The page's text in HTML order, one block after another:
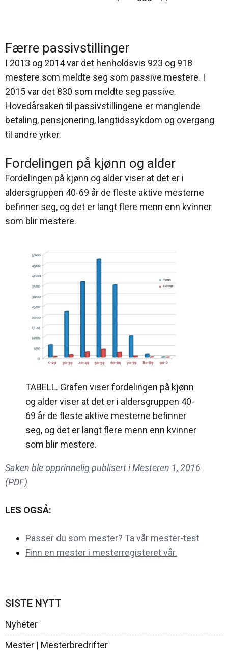
Færre passivstillinger
I 2013 og 2014 var det henholdsvis 923 og 918
mestere som meldte seg som passive mestere. I
2015 var det 830 som meldte seg passive.
Hovedårsaken til passivstillingene er manglende
betaling, pensjonering, langtidssykdom og overgang
til andre yrker.
Fordelingen på kjønn og alder
Fordelingen på kjønn og alder viser at det er i
aldersgruppen 40-69 år de fleste aktive mesterne
befinner seg, og det er langt flere menn enn kvinner
som blir mestere.
TABELL. Grafen viser fordelingen på kjønn
og alder viser at det er i aldersgruppen 40-
69 år de fleste aktive mesterne befinner
seg, og det er langt flere menn enn kvinner
som blir mestere.
Saken ble opprinnelig publisert i Mesteren 1, 2016
(PDF)
LES OGSÅ:
Passer du som mester? Ta vår mester-test
Finn en mester i mesterregisteret vår.
SISTE NYTT
Nyheter
Mester | Mesterbredrifter